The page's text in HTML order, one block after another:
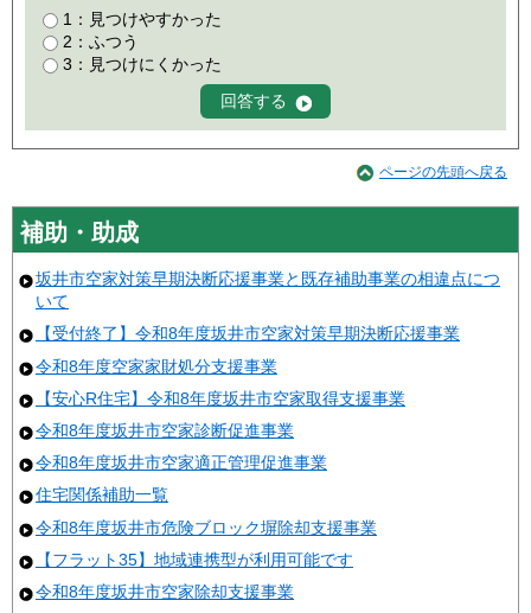
1：見つけやすかった
2：ふつう
3：見つけにくかった
ページの先頭へ戻る
補助・助成
坂井市空家対策早期決断応援事業と既存補助事業の相違点につ
いて
【受付終了】令和8年度坂井市空家対策早期決断応援事業
令和8年度空家家財処分支援事業
【安心R住宅】令和8年度坂井市空家取得支援事業
令和8年度坂井市空家診断促進事業
令和8年度坂井市空家適正管理促進事業
住宅関係補助一覧
令和8年度坂井市危険ブロック塀除却支援事業
【フラット35】地域連携型が利用可能です
令和8年度坂井市空家除却支援事業